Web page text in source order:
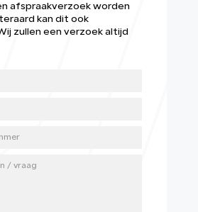
afspraakverzoek worden
kan dit ook
zullen een verzoek altijd